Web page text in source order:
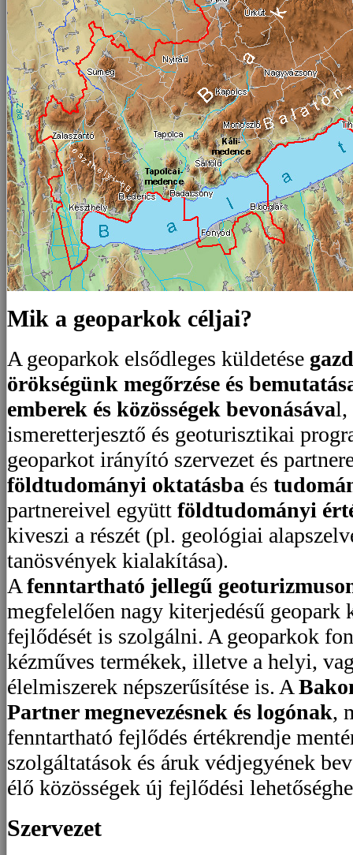
Mik a geoparkok céljai?
A geoparkok elsődleges küldetése
örökségünk megőrzése és
emberek és közösségek bevonásával,
ismeretterjesztő és geoturisztikai
geoparkot irányító szervezet és
földtudományi oktatásba és
partnereivel együtt földtudományi
kiveszi a részét (pl. geológiai
tanösvények kialakítása).
Afenntartható jellegű
megfelelően nagy kiterjedésű geopark
fejlődését is szolgálni. A geoparkok
kézműves termékek, illetve a helyi,
élelmiszerek népszerűsítése is. A
Partner megnevezésnek és logónak,
fenntartható fejlődés értékrendje
szolgáltatások és áruk védjegyének
élő közösségek új fejlődési
Szervezet